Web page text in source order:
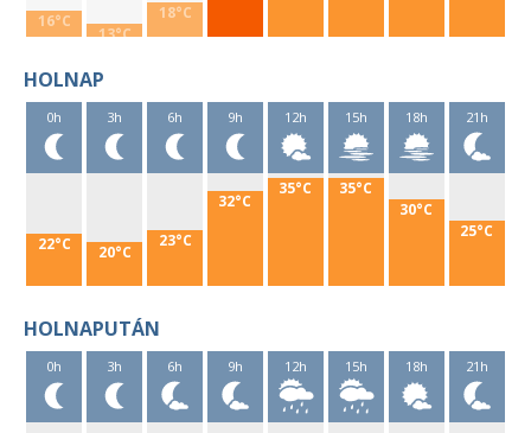
16°C
13°C
18°C
HOLNAP
0h
22°C
3h
20°C
6h
23°C
9h
32°C
12h
35°C
15h
35°C
18h
30°C
21h
25°C
HOLNAPUTÁN
0h 3h 6h 9h 12h 15h 18h 21h